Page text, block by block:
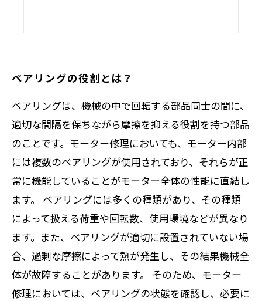
ベアリングの役割とは？
ベアリングは、機械の中で回転する部品同士の間に、
適切な間隔を保ちながら摩擦を抑える役割を持つ部品
のことです。モーター修理においても、モーター内部
には複数のベアリングが使用されており、それらが正
常に機能していることがモーター全体の性能に直結し
ます。 ベアリングには多くの種類があり、その種類
によって扱える荷重や回転数、使用環境などが異なり
ます。また、ベアリングが適切に設置されていない場
合、過剰な摩擦によって熱が発生し、その結果機械全
体が故障することがあります。 そのため、モーター
修理においては、ベアリングの状態を確認し、必要に